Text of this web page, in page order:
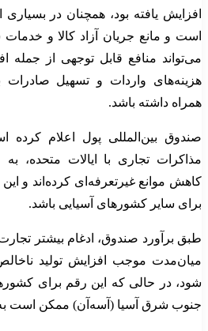
افزایش یافته بود، همچنان در
است و مانع جریان آزاد کالا و
می‌تواند منافع قابل توجهی از جمله
هزینه‌های واردات و تسهیل
همراه داشته باشد.
صندوق بین‌المللی پول اعلام
مذاکرات تجاری با ایالات متحده،
کاهش موانع غیرتعرفه‌ای کرده‌اند و این
برای سایر کشورهای آسیایی باشد.
طبق برآورد صندوق، ادغام بیشتر
شود، در حالی که این رقم برای
جنوب شرق آسیا (آسه‌آن) ممکن است به ۴ درصد